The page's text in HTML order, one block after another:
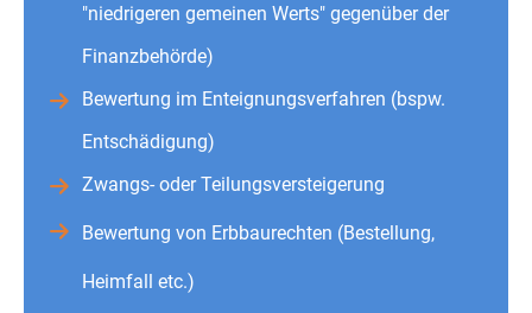
"niedrigeren gemeinen Werts" gegenüber der
Finanzbehörde)
Bewertung im Enteignungsverfahren (bspw.
Entschädigung)
Zwangs- oder Teilungsversteigerung
Bewertung von Erbbaurechten (Bestellung,
Heimfall etc.)